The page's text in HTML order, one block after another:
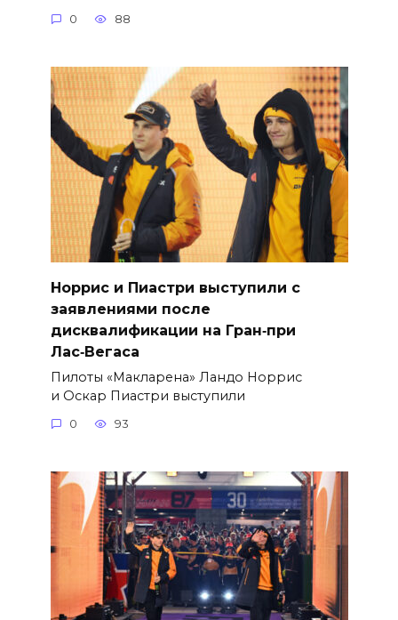
0 88
Норрис и Пиастри выступили с
заявлениями после
дисквалификации на Гран‑при
Лас‑Вегаса
Пилоты «Макларена» Ландо Норрис
и Оскар Пиастри выступили
0 93